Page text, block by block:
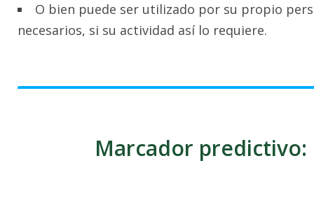
O bien puede ser utilizado por su propio
necesarios, si su actividad así lo requiere.
Marcador predictivo: